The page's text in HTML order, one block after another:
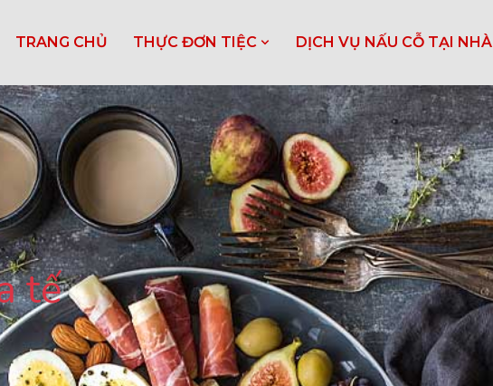
TRANG CHỦ THỰC ĐƠN TIỆC DỊCH VỤ NẤU CỖ TẠI NHÀ
tế